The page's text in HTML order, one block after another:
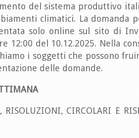
del sistema produttivo
climatici. La domanda
solo online sul sito di
12:00 del 10.12.2025. Nella
i soggetti che possono
delle domande.
RISOLUZIONI, CIRCOLARI E